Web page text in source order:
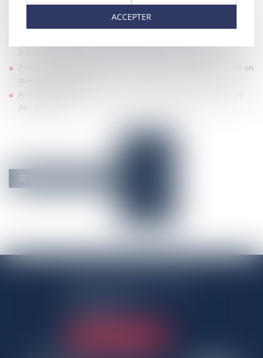
3 000 € à l’ordre de Monsieur le Bâtonnier séquestre,
Pour les marchands de bien, justificatifs de déclaration fiscale en
qualité de marchand,
Attestation sur l’honneur de non condamnation (pour chacun
des associés),
ACCEPTER